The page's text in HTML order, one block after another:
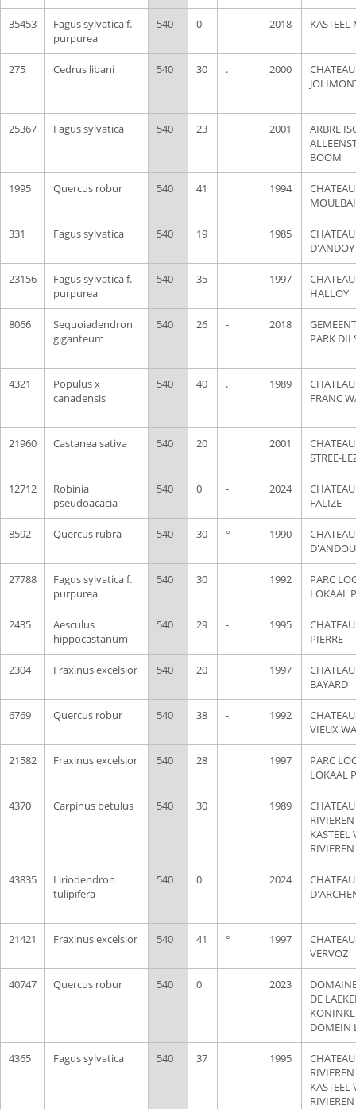
35453
Fagus sylvatica f.
purpurea
540 0 2018
275 Cedrus libani 540 30 . 2000
25367 Fagus sylvatica 540 23 2001
ARBRE
BOOM
1995 Quercus robur 540 41 1994
331 Fagus sylvatica 540 19 1985
CHATEAU
D'ANDOY
23156
Fagus sylvatica f.
purpurea
540 35 1997
HALLOY
8066
Sequoiadendron
giganteum
540 26 - 2018
PARK
4321
Populus x
canadensis
540 40 . 1989
FRANC
21960 Castanea sativa 540 20 2001
STREE-
12712
Robinia
pseudoacacia
540 0 - 2024
FALIZE
8592 Quercus rubra 540 30 ° 1990
CHATEAU
27788
Fagus sylvatica f.
purpurea
540 30 1992
PARC
LOKAAL
2435
Aesculus
hippocastanum
540 29 - 1995
PIERRE
2304 Fraxinus excelsior 540 20 1997
BAYARD
6769 Quercus robur 540 38 - 1992
VIEUX
21582 Fraxinus excelsior 540 28 1997
PARC
LOKAAL
4370 Carpinus betulus 540 30 1989
KASTEEL
RIVIEREN
43835
Liriodendron
tulipifera
540 0 2024
CHATEAU
21421 Fraxinus excelsior 540 41 ° 1997
VERVOZ
40747 Quercus robur 540 0 2023
DE
DOMEIN
4365 Fagus sylvatica 540 37 1995
KASTEEL
RIVIEREN